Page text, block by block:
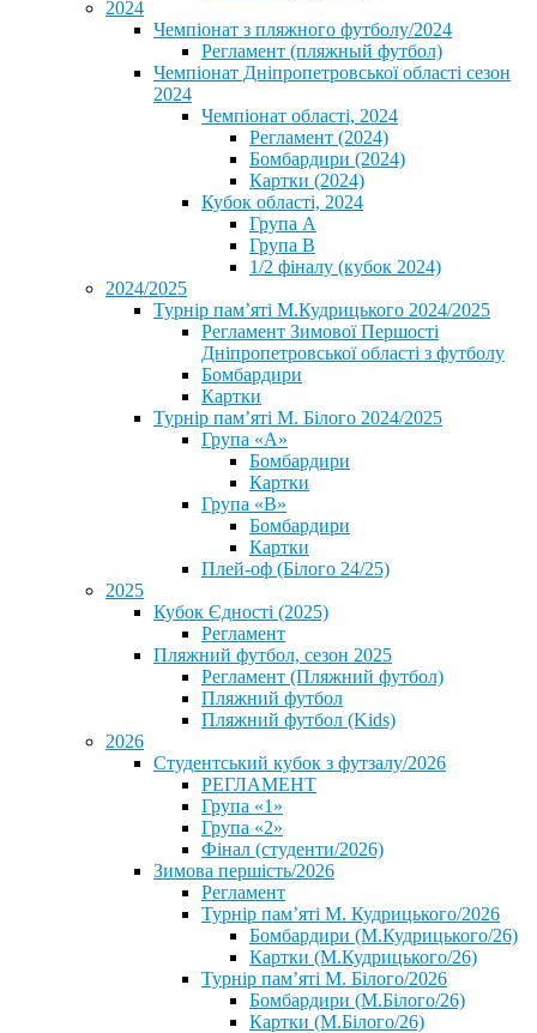
2024
Чемпіонат з пляжного футболу/2024
Регламент (пляжный футбол)
Чемпіонат Дніпропетровської області сезон
2024
Чемпіонат області, 2024
Регламент (2024)
Бомбардири (2024)
Картки (2024)
Кубок області, 2024
Група А
Група В
1/2 фіналу (кубок 2024)
2024/2025
Турнір пам’яті М.Кудрицького 2024/2025
Регламент Зимової Першості
Дніпропетровської області з футболу
Бомбардири
Картки
Турнір пам’яті М. Білого 2024/2025
Група «А»
Бомбардири
Картки
Група «В»
Бомбардири
Картки
Плей-оф (Білого 24/25)
2025
Кубок Єдності (2025)
Регламент
Пляжний футбол, сезон 2025
Регламент (Пляжний футбол)
Пляжний футбол
Пляжний футбол (Kids)
2026
Студентський кубок з футзалу/2026
РЕГЛАМЕНТ
Група «1»
Група «2»
Фінал (студенти/2026)
⁨Зимова першість/2026⁩
Регламент
Турнір пам’яті М. Кудрицького/2026
Бомбардири (М.Кудрицького/26)
Картки (М.Кудрицького/26)
Турнір пам’яті М. Білого/2026
Бомбардири (М.Білого/26)
Картки (М.Білого/26)